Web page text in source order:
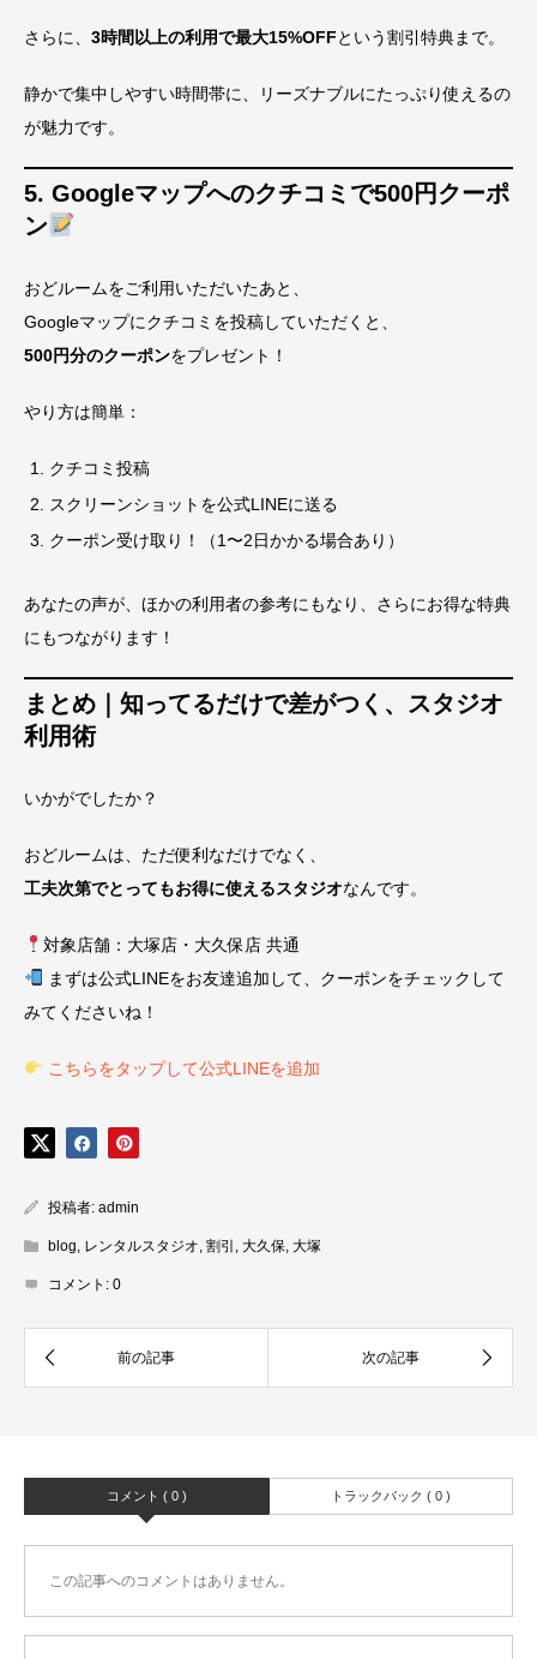
さらに、 3時間以上の利用で最大15%OFFという割引特典まで。
静かで集中しやすい時間帯に、リーズナブルにたっぷり使えるの
が魅力です。
5. Googleマップへのクチコミで500円クーポ
ン
おどルームをご利用いただいたあと、
Googleマップにクチコミを投稿していただくと、
500円分のクーポンをプレゼント！
やり方は簡単：
クチコミ投稿
スクリーンショットを公式LINEに送る
クーポン受け取り！（1〜2日かかる場合あり）
あなたの声が、ほかの利用者の参考にもなり、さらにお得な特典
にもつながります！
まとめ｜知ってるだけで差がつく、スタジオ
利用術
いかがでしたか？
おどルームは、ただ便利なだけでなく、
工夫次第でとってもお得に使えるスタジオなんです。
対象店舗：大塚店・大久保店 共通
まずは公式LINEをお友達追加して、クーポンをチェックして
みてくださいね！
こちらをタップして公式LINEを追加
投稿者: admin
blog, レンタルスタジオ, 割引 , 大久保, 大塚
コメント: 0
コメント ( 0 ) トラックバック ( 0 )
この記事へのコメントはありません。